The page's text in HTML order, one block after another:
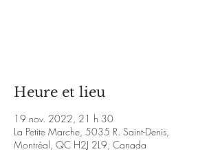
Heure et lieu
19 nov. 2022, 21 h 30
La Petite Marche, 5035 R. Saint-Denis,
Montréal, QC H2J 2L9, Canada